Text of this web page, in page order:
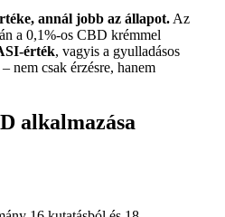
annál jobb az állapot. Az
a 0,1%-os CBD krémmel
érték, vagyis a gyulladásos
nem csak érzésre, hanem
alkalmazása